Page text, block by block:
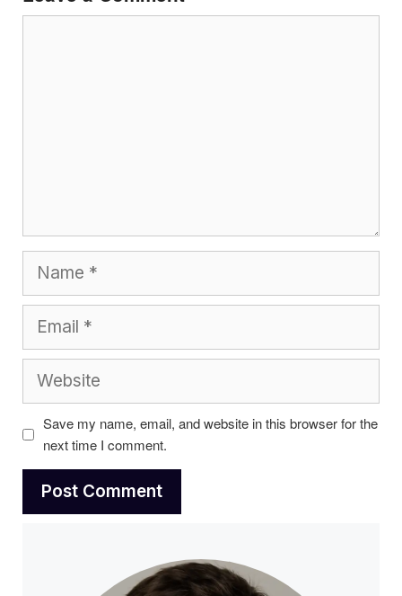
Save my name, email, and website in this browser for the
next time I comment.